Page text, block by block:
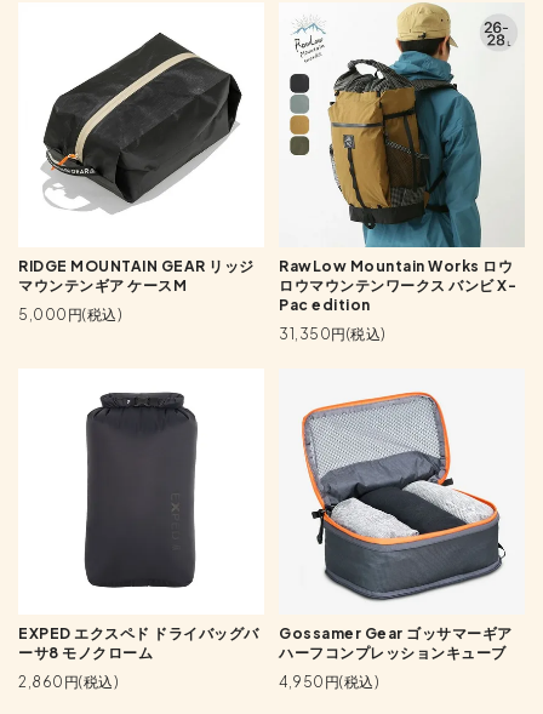
RIDGE MOUNTAIN GEAR リッジ
マウンテンギア ケースM
5,000円(税込)
RawLow Mountain Works ロウ
ロウマウンテンワークス バンビ X-
Pac edition
31,350円(税込)
EXPED エクスペド ドライバッグバ
ーサ8 モノクローム
2,860円(税込)
Gossamer Gear ゴッサマーギア
ハーフコンプレッションキューブ
4,950円(税込)